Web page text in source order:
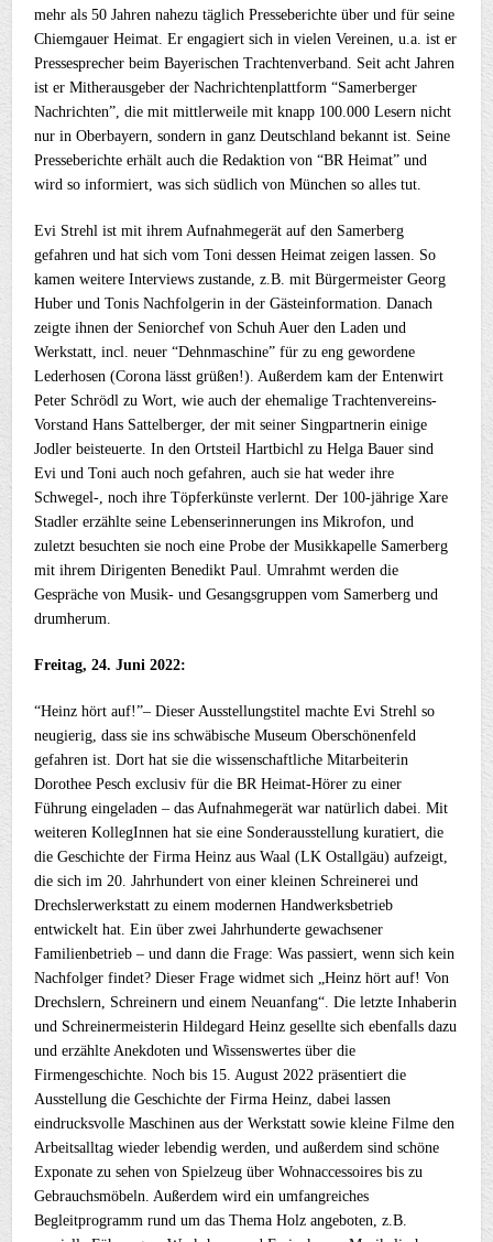
mehr als 50 Jahren nahezu täglich Presseberichte über und für seine
Chiemgauer Heimat. Er engagiert sich in vielen Vereinen, u.a. ist er
Pressesprecher beim Bayerischen Trachtenverband. Seit acht Jahren
ist er Mitherausgeber der Nachrichtenplattform “Samerberger
Nachrichten”, die mit mittlerweile mit knapp 100.000 Lesern nicht
nur in Oberbayern, sondern in ganz Deutschland bekannt ist. Seine
Presseberichte erhält auch die Redaktion von “BR Heimat” und
wird so informiert, was sich südlich von München so alles tut.
Evi Strehl ist mit ihrem Aufnahmegerät auf den Samerberg
gefahren und hat sich vom Toni dessen Heimat zeigen lassen. So
kamen weitere Interviews zustande, z.B. mit Bürgermeister Georg
Huber und Tonis Nachfolgerin in der Gästeinformation. Danach
zeigte ihnen der Seniorchef von Schuh Auer den Laden und
Werkstatt, incl. neuer “Dehnmaschine” für zu eng gewordene
Lederhosen (Corona lässt grüßen!). Außerdem kam der Entenwirt
Peter Schrödl zu Wort, wie auch der ehemalige Trachtenvereins-
Vorstand Hans Sattelberger, der mit seiner Singpartnerin einige
Jodler beisteuerte. In den Ortsteil Hartbichl zu Helga Bauer sind
Evi und Toni auch noch gefahren, auch sie hat weder ihre
Schwegel-, noch ihre Töpferkünste verlernt. Der 100-jährige Xare
Stadler erzählte seine Lebenserinnerungen ins Mikrofon, und
zuletzt besuchten sie noch eine Probe der Musikkapelle Samerberg
mit ihrem Dirigenten Benedikt Paul. Umrahmt werden die
Gespräche von Musik- und Gesangsgruppen vom Samerberg und
drumherum.
Freitag, 24. Juni 2022:
“Heinz hört auf!”– Dieser Ausstellungstitel machte Evi Strehl so
neugierig, dass sie ins schwäbische Museum Oberschönenfeld
gefahren ist. Dort hat sie die wissenschaftliche Mitarbeiterin
Dorothee Pesch exclusiv für die BR Heimat-Hörer zu einer
Führung eingeladen – das Aufnahmegerät war natürlich dabei. Mit
weiteren KollegInnen hat sie eine Sonderausstellung kuratiert, die
die Geschichte der Firma Heinz aus Waal (LK Ostallgäu) aufzeigt,
die sich im 20. Jahrhundert von einer kleinen Schreinerei und
Drechslerwerkstatt zu einem modernen Handwerksbetrieb
entwickelt hat. Ein über zwei Jahrhunderte gewachsener
Familienbetrieb – und dann die Frage: Was passiert, wenn sich kein
Nachfolger findet? Dieser Frage widmet sich „Heinz hört auf! Von
Drechslern, Schreinern und einem Neuanfang“. Die letzte Inhaberin
und Schreinermeisterin Hildegard Heinz gesellte sich ebenfalls dazu
und erzählte Anekdoten und Wissenswertes über die
Firmengeschichte. Noch bis 15. August 2022 präsentiert die
Ausstellung die Geschichte der Firma Heinz, dabei lassen
eindrucksvolle Maschinen aus der Werkstatt sowie kleine Filme den
Arbeitsalltag wieder lebendig werden, und außerdem sind schöne
Exponate zu sehen von Spielzeug über Wohnaccessoires bis zu
Gebrauchsmöbeln. Außerdem wird ein umfangreiches
Begleitprogramm rund um das Thema Holz angeboten, z.B.